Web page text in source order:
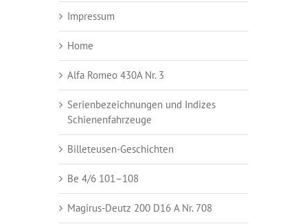
Impressum
Home
Alfa Romeo 430A Nr. 3
Serienbezeichnungen und Indizes
Schienenfahrzeuge
Billeteusen-Geschichten
Be 4/6 101–108
Magirus-Deutz 200 D16 A Nr. 708